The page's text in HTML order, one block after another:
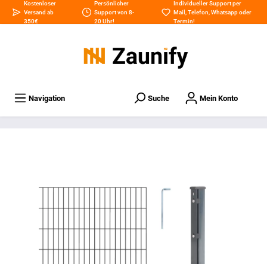
Kostenloser
Versand ab
350€
Persönlicher
Support von 8-
20 Uhr!
Individueller Support per
Mail,Telefon,Whatsappoder
Termin!
Navigation Suche Mein Konto